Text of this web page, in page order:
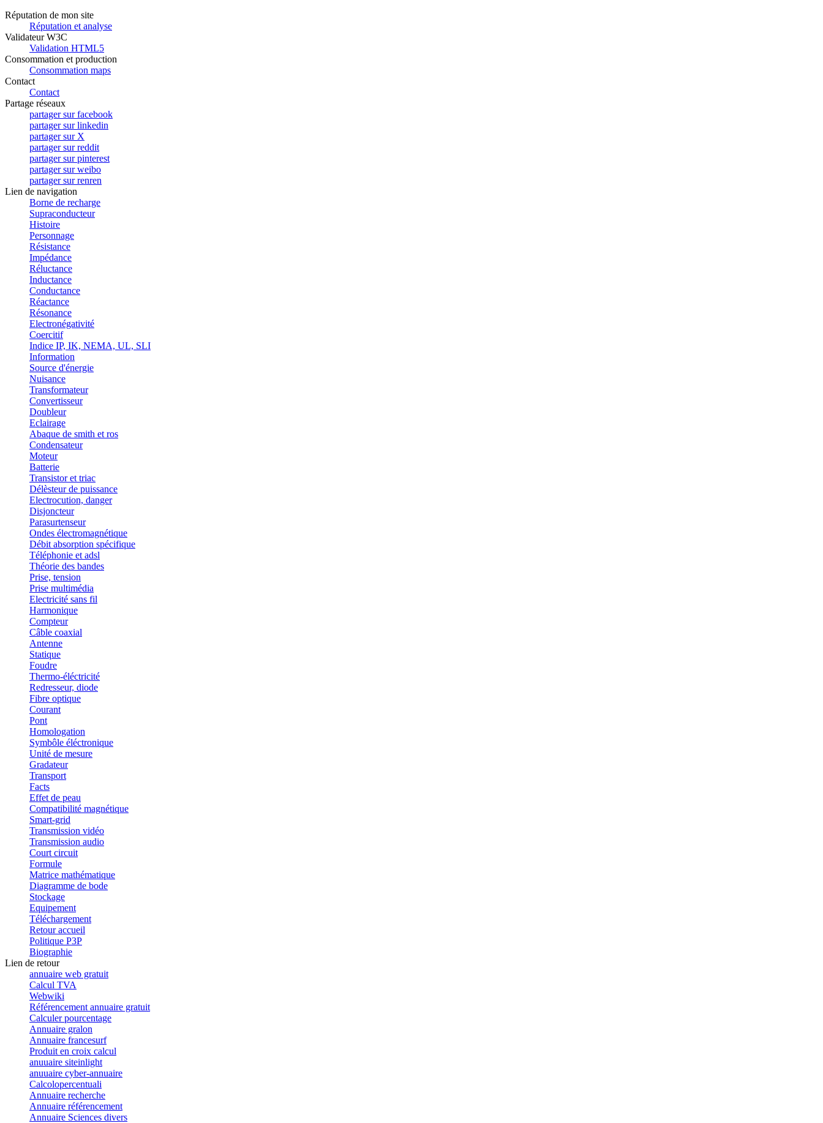
Réputation de mon site
Réputation et analyse
Validateur W3C
Validation HTML5
Consommation et production
Consommation maps
Contact
Contact
Partage réseaux
partager sur facebook
partager sur linkedin
partager sur X
partager sur reddit
partager sur pinterest
partager sur weibo
partager sur renren
Lien de navigation
Borne de recharge
Supraconducteur
Histoire
Personnage
Résistance
Impédance
Réluctance
Inductance
Conductance
Réactance
Résonance
Electronégativité
Coercitif
Indice IP, IK, NEMA, UL, SLI
Information
Source d'énergie
Nuisance
Transformateur
Convertisseur
Doubleur
Eclairage
Abaque de smith et ros
Condensateur
Moteur
Batterie
Transistor et triac
Délèsteur de puissance
Electrocution, danger
Disjoncteur
Parasurtenseur
Ondes électromagnétique
Débit absorption spécifique
Téléphonie et adsl
Théorie des bandes
Prise, tension
Prise multimédia
Electricité sans fil
Harmonique
Compteur
Câble coaxial
Antenne
Statique
Foudre
Thermo-éléctricité
Redresseur, diode
Fibre optique
Courant
Pont
Homologation
Symbôle éléctronique
Unité de mesure
Gradateur
Transport
Facts
Effet de peau
Compatibilité magnétique
Smart-grid
Transmission vidéo
Transmission audio
Court circuit
Formule
Matrice mathématique
Diagramme de bode
Stockage
Equipement
Téléchargement
Retour accueil
Politique P3P
Biographie
Lien de retour
annuaire web gratuit
Calcul TVA
Webwiki
Référencement annuaire gratuit
Calculer pourcentage
Annuaire gralon
Annuaire francesurf
Produit en croix calcul
anuuaire siteinlight
anuuaire cyber-annuaire
Calcolopercentuali
Annuaire recherche
Annuaire référencement
Annuaire Sciences divers